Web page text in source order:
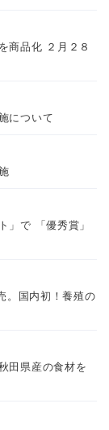
商品化 ２月２８
について
」で 「優秀賞」
。国内初！養殖の
田県産の食材を